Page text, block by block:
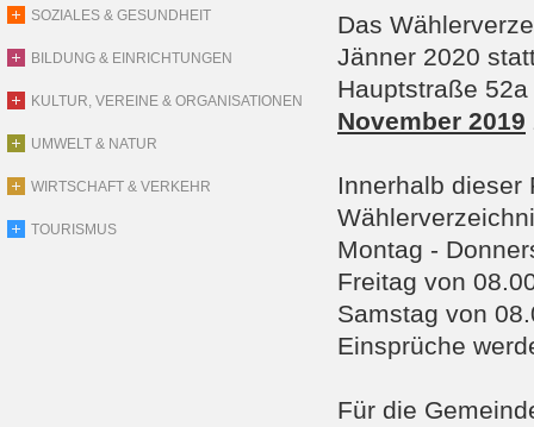
SOZIALES & GESUNDHEIT
BILDUNG & EINRICHTUNGEN
KULTUR, VEREINE & ORGANISATIONEN
UMWELT & NATUR
WIRTSCHAFT & VERKEHR
TOURISMUS
Das
Jänner 2020
Hauptstraße 52a
November 2019
Innerhalb dieser
Montag -
Freitag von
Samstag von
Einsprüche
Für die